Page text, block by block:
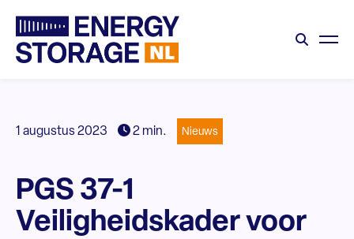
1 augustus 2023 2 min. Nieuws
PGS 37-1
Veiligheidskader voor